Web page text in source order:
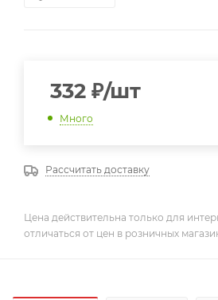
332 ₽/шт
Много
Рассчитать доставку
Цена действительна только для
отличаться от цен в розничных